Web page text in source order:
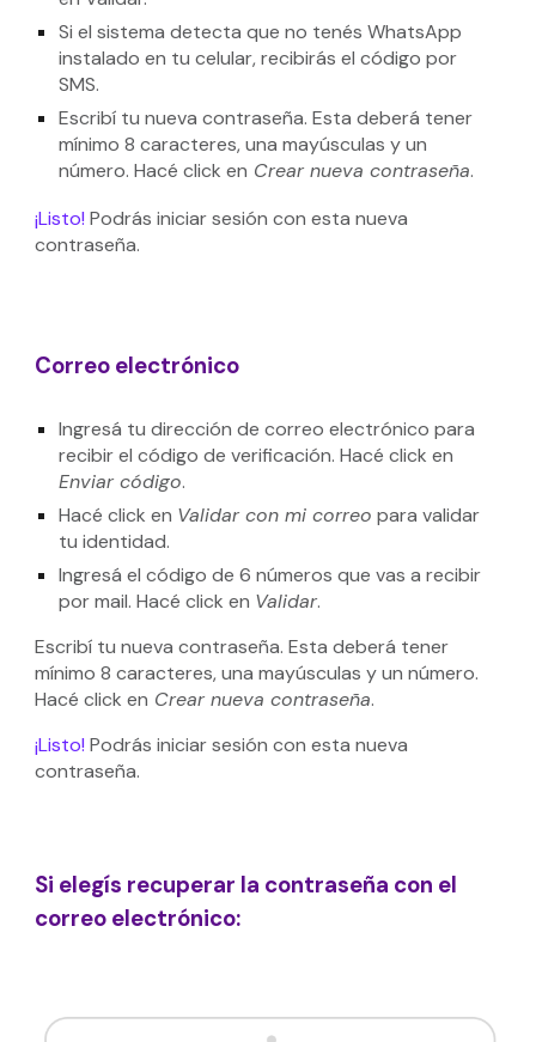
Si el sistema detecta que no tenés WhatsApp
instalado en tu celular, recibirás el código por
SMS.
Escribí tu nueva contraseña. Esta deberá tener
mínimo 8 caracteres, una mayúsculas y un
número. Hacé click en Crear nueva contraseña.
¡Listo!Podrás iniciar sesión con esta nueva
contraseña.
Correo electrónico
Ingresá tu dirección de correo electrónico para
recibir el código de verificación. Hacé click en
Enviar código.
Hacé click en Validar con mi correo para validar
tu identidad.
Ingresá el código de 6 números que vas a recibir
por mail. Hacé click en Validar.
Escribí tu nueva contraseña. Esta deberá tener
mínimo 8 caracteres, una mayúsculas y un número.
Hacé click en Crear nueva contraseña.
¡Listo!Podrás iniciar sesión con esta nueva
contraseña.
Si elegís recuperar la contraseña con el
correo electrónico: